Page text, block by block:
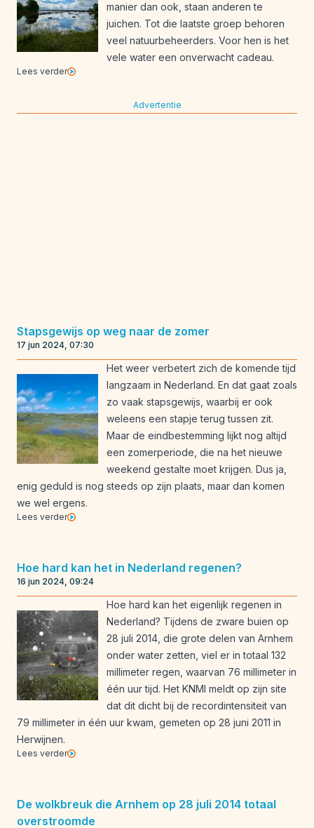
manier dan ook, staan anderen te
juichen. Tot die laatste groep behoren
veel natuurbeheerders. Voor hen is het
vele water een onverwacht cadeau.
Lees verder
Advertentie
Stapsgewijs op weg naar de zomer
17 jun 2024, 07:30
Het weer verbetert zich de komende tijd
langzaam in Nederland. En dat gaat zoals
zo vaak stapsgewijs, waarbij er ook
weleens een stapje terug tussen zit.
Maar de eindbestemming lijkt nog altijd
een zomerperiode, die na het nieuwe
weekend gestalte moet krijgen. Dus ja,
enig geduld is nog steeds op zijn plaats, maar dan komen
we wel ergens.
Lees verder
Hoe hard kan het in Nederland regenen?
16 jun 2024, 09:24
Hoe hard kan het eigenlijk regenen in
Nederland? Tijdens de zware buien op
28 juli 2014, die grote delen van Arnhem
onder water zetten, viel er in totaal 132
millimeter regen, waarvan 76 millimeter in
één uur tijd. Het KNMI meldt op zijn site
dat dit dicht bij de recordintensiteit van
79 millimeter in één uur kwam, gemeten op 28 juni 2011 in
Herwijnen.
Lees verder
De wolkbreuk die Arnhem op 28 juli 2014 totaal
overstroomde